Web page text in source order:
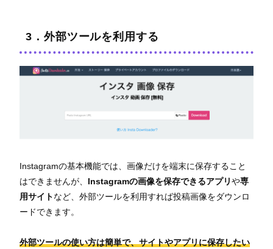
3．外部ツールを利用する
Instagramの基本機能では、画像だけを端末に保存すること
はできませんが、 Instagramの画像を保存できるアプリや専
用サイトなど、外部ツールを利用すれば投稿画像をダウンロ
ードできます。
外部ツールの使い方は簡単で、サイトやアプリに保存したい